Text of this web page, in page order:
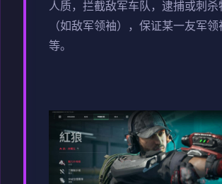
人质，拦截敌军车队，逮捕或刺杀
（如敌军领袖），保证某一友军
等。